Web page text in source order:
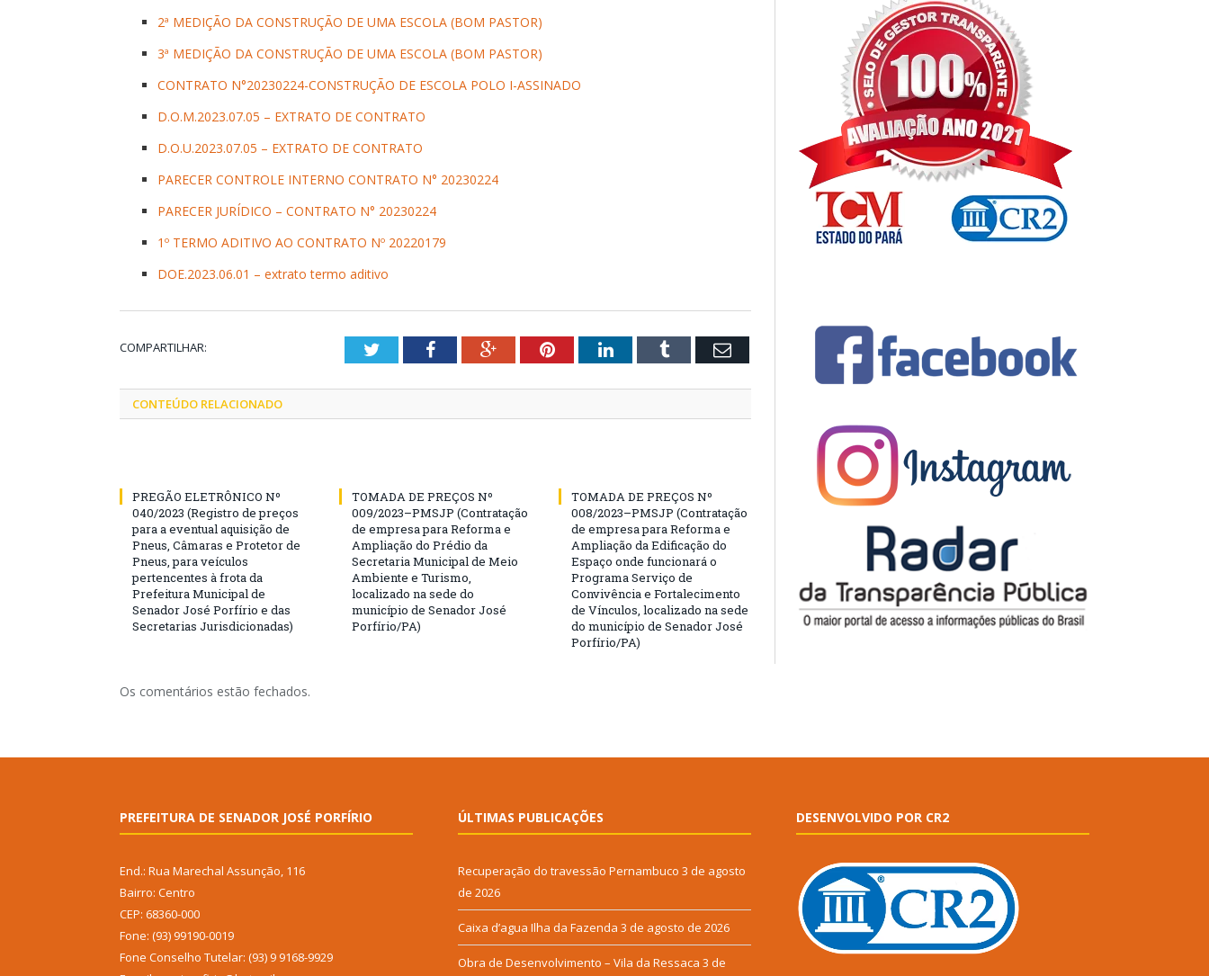
2ª MEDIÇÃO DA CONSTRUÇÃO DE UMA ESCOLA (BOM PASTOR)
3ª MEDIÇÃO DA CONSTRUÇÃO DE UMA ESCOLA (BOM PASTOR)
CONTRATO N°20230224-CONSTRUÇÃO DE ESCOLA POLO I-ASSINADO
D.O.M.2023.07.05 – EXTRATO DE CONTRATO
D.O.U.2023.07.05 – EXTRATO DE CONTRATO
PARECER CONTROLE INTERNO CONTRATO N° 20230224
PARECER JURÍDICO – CONTRATO N° 20230224
1º TERMO ADITIVO AO CONTRATO Nº 20220179
DOE.2023.06.01 – extrato termo aditivo
COMPARTILHAR: TwitterFacebookGoogle+PinterestLinkedInTumblr Email
CONTEÚDO RELACIONADO
PREGÃO ELETRÔNICO Nº
040/2023 (Registro de preços
para a eventual aquisição de
Pneus, Câmaras e Protetor de
Pneus, para veículos
pertencentes à frota da
Prefeitura Municipal de
Senador José Porfírio e das
Secretarias Jurisdicionadas)
TOMADA DE PREÇOS Nº
009/2023–PMSJP (Contratação
de empresa para Reforma e
Ampliação do Prédio da
Secretaria Municipal de Meio
Ambiente e Turismo,
localizado na sede do
município de Senador José
Porfírio/PA)
TOMADA DE PREÇOS Nº
008/2023–PMSJP (Contratação
de empresa para Reforma e
Ampliação da Edificação do
Espaço onde funcionará o
Programa Serviço de
Convivência e Fortalecimento
de Vínculos, localizado na sede
do município de Senador José
Porfírio/PA)
Os comentários estão fechados.
PREFEITURA DE SENADOR JOSÉ PORFÍRIO
End.: Rua Marechal Assunção, 116
Bairro: Centro
CEP: 68360-000
Fone: (93) 99190-0019
Fone Conselho Tutelar: (93) 9 9168-9929
ÚLTIMAS PUBLICAÇÕES
Recuperação do travessão Pernambuco 3 de agosto
de 2026
Caixa d’agua Ilha da Fazenda 3 de agosto de 2026
Obra de Desenvolvimento – Vila da Ressaca 3 de
DESENVOLVIDO POR CR2